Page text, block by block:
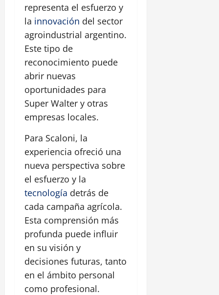
representa el esfuerzo y
la innovación del sector
agroindustrial argentino.
Este tipo de
reconocimiento puede
abrir nuevas
oportunidades para
Super Walter y otras
empresas locales.
Para Scaloni, la
experiencia ofreció una
nueva perspectiva sobre
el esfuerzo y la
tecnología detrás de
cada campaña agrícola.
Esta comprensión más
profunda puede influir
en su visión y
decisiones futuras, tanto
en el ámbito personal
como profesional.